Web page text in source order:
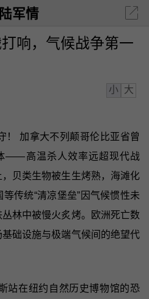
军情
响，气候战争第一
小 大
！ 加拿大不列颠哥伦比亚省曾
——高温杀人效率远超现代战
贝类生物被生生烤熟，海滩化
传统“清凉堡垒”因气候惯性未
林中被慢火炙烤。欧洲死亡数
础设施与极端气候间的绝望代
站在纽约自然历史博物馆的恐